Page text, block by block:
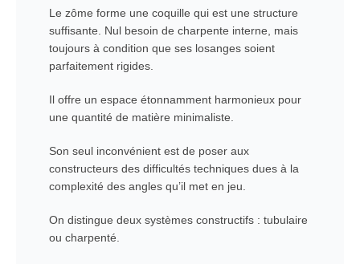
Le zôme forme une coquille qui est une structure
suffisante. Nul besoin de charpente interne, mais
toujours à condition que ses losanges soient
parfaitement rigides.
Il offre un espace étonnamment harmonieux pour
une quantité de matière minimaliste.
Son seul inconvénient est de poser aux
constructeurs des difficultés techniques dues à la
complexité des angles qu’il met en jeu.
On distingue deux systèmes constructifs : tubulaire
ou charpenté.